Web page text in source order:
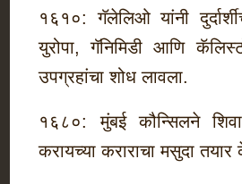
१६१०: गॅलेलिओ यांनी
युरोपा, गॅनिमिडी आणि
उपग्रहांचा शोध लावला.
१६८०: मुंबई कौन्सिलने
करायच्या कराराचा मसुदा तयार